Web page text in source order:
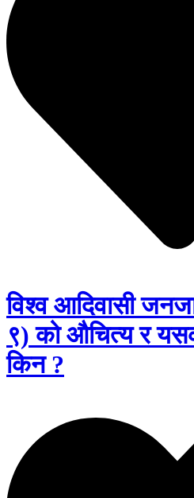
विश्व आदिवासी
९) को औचित्य र
किन ?